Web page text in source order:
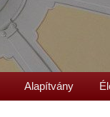
Alapítvány